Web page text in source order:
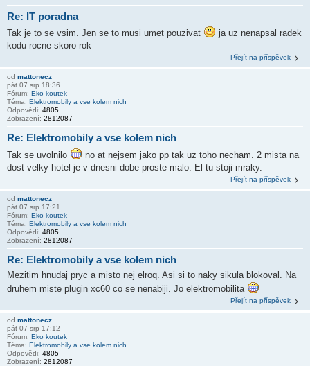
Re: IT poradna
Tak je to se vsim. Jen se to musi umet pouzivat
ja uz nenapsal radek
kodu rocne skoro rok
Přejít na příspěvek
od mattonecz
pát 07 srp 18:36
Fórum: Eko koutek
Téma: Elektromobily a vse kolem nich
Odpovědi: 4805
Zobrazení: 2812087
Re: Elektromobily a vse kolem nich
Tak se uvolnilo
no at nejsem jako pp tak uz toho necham. 2 mista na
dost velky hotel je v dnesni dobe proste malo. El tu stoji mraky.
Přejít na příspěvek
od mattonecz
pát 07 srp 17:21
Fórum: Eko koutek
Téma: Elektromobily a vse kolem nich
Odpovědi: 4805
Zobrazení: 2812087
Re: Elektromobily a vse kolem nich
Mezitim hnudaj pryc a misto nej elroq. Asi si to naky sikula blokoval. Na
druhem miste plugin xc60 co se nenabiji. Jo elektromobilita
Přejít na příspěvek
od mattonecz
pát 07 srp 17:12
Fórum: Eko koutek
Téma: Elektromobily a vse kolem nich
Odpovědi: 4805
Zobrazení: 2812087